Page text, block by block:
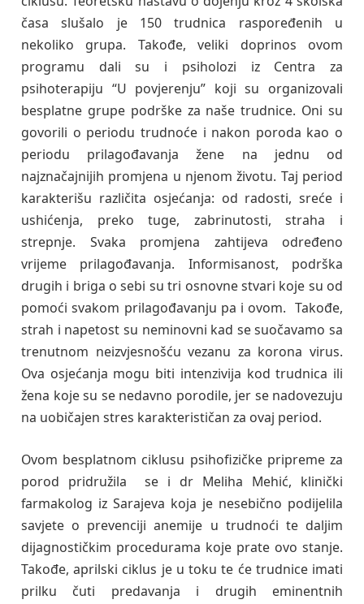
časa slušalo je 150 trudnica raspoređenih u
nekoliko grupa. Takođe, veliki doprinos ovom
programu dali su i psiholozi iz Centra za
psihoterapiju “U povjerenju” koji su organizovali
besplatne grupe podrške za naše trudnice. Oni su
govorili o periodu trudnoće i nakon poroda kao o
periodu prilagođavanja žene na jednu od
najznačajnijih promjena u njenom životu. Taj period
karakterišu različita osjećanja: od radosti, sreće i
ushićenja, preko tuge, zabrinutosti, straha i
strepnje. Svaka promjena zahtijeva određeno
vrijeme prilagođavanja. Informisanost, podrška
drugih i briga o sebi su tri osnovne stvari koje su od
pomoći svakom prilagođavanju pa i ovom. Takođe,
strah i napetost su neminovni kad se suočavamo sa
trenutnom neizvjesnošću vezanu za korona virus.
Ova osjećanja mogu biti intenzivija kod trudnica ili
žena koje su se nedavno porodile, jer se nadovezuju
na uobičajen stres karakterističan za ovaj period.
Ovom besplatnom ciklusu psihofizičke pripreme za
porod pridružila se i dr Meliha Mehić, klinički
farmakolog iz Sarajeva koja je nesebično podijelila
savjete o prevenciji anemije u trudnoći te daljim
dijagnostičkim procedurama koje prate ovo stanje.
Takođe, aprilski ciklus je u toku te će trudnice imati
prilku čuti predavanja i drugih eminentnih